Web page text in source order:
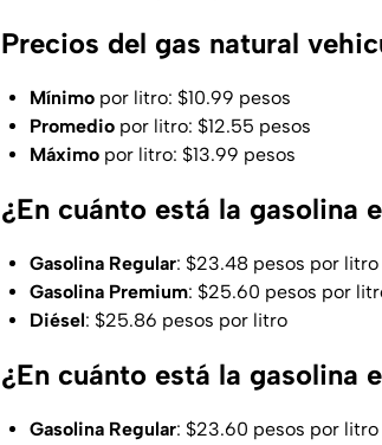
Precios del gas natural
Mínimo por litro: $10.99 pesos
Promedio por litro: $12.55 pesos
Máximo por litro: $13.99 pesos
¿En cuánto está la gasolina
Gasolina Regular: $23.48 pesos por litro
Gasolina Premium: $25.60 pesos por
Diésel: $25.86 pesos por litro
¿En cuánto está la gasolina
Gasolina Regular: $23.60 pesos por litro